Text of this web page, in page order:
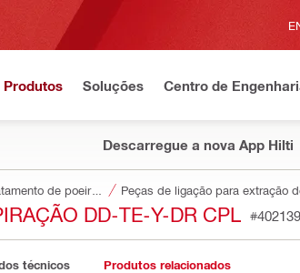
Produtos Soluções Centro de
Descarregue a nova App Hilti
Tratamento de poeiras e água Peças de ligação para extração
DD-TE-Y-DR CPL #402139
técnicos Produtos relacionados